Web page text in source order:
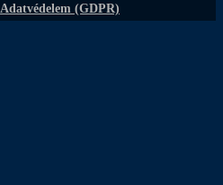
Adatvédelem (GDPR)